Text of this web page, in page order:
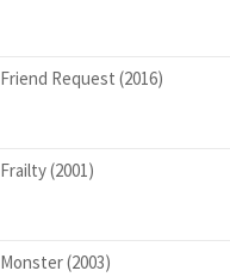
Friend Request (2016)
Frailty (2001)
Monster (2003)